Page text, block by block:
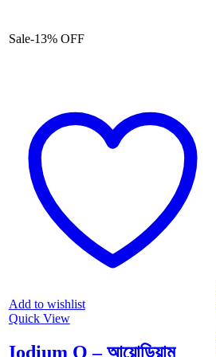
Sale-13%OFF
Add to wishlist
Quick View
Iodium Q – আয়োডিয়াম